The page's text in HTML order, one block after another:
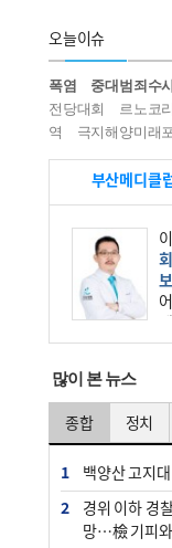
오늘이슈
폭염 중대범죄수
전당대회
르노코
역
극지해양미래
부산메디클
많이 본 뉴스
종합 정치
1
백양산 고지
2
경위 이하 경
망…檢 기피